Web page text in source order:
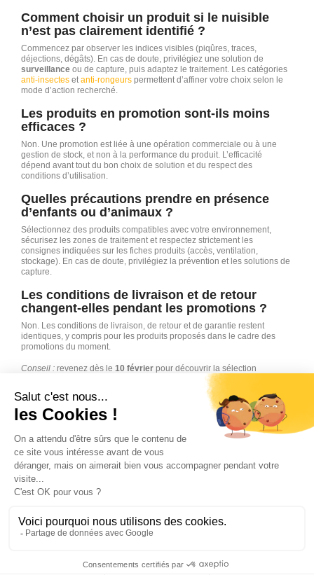
Comment choisir un produit si le nuisible
n’est pas clairement identifié ?
Commencez par observer les indices visibles (piqûres, traces,
déjections, dégâts). En cas de doute, privilégiez une solution de
surveillance ou de capture, puis adaptez le traitement. Les catégories
anti-insectes et anti-rongeurs permettent d’affiner votre choix selon le
mode d’action recherché.
Les produits en promotion sont-ils moins
efficaces ?
Non. Une promotion est liée à une opération commerciale ou à une
gestion de stock, et non à la performance du produit. L’efficacité
dépend avant tout du bon choix de solution et du respect des
conditions d’utilisation.
Quelles précautions prendre en présence
d’enfants ou d’animaux ?
Sélectionnez des produits compatibles avec votre environnement,
sécurisez les zones de traitement et respectez strictement les
consignes indiquées sur les fiches produits (accès, ventilation,
stockage). En cas de doute, privilégiez la prévention et les solutions de
capture.
Les conditions de livraison et de retour
changent-elles pendant les promotions ?
Non. Les conditions de livraison, de retour et de garantie restent
identiques, y compris pour les produits proposés dans le cadre des
promotions du moment.
Conseil : revenez dès le 10 février pour découvrir la sélection
complète, puis consultez régulièrement cette page : certaines
promotions du moment peuvent évoluer rapidement.
Abonnez-vous à notre newsletters